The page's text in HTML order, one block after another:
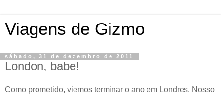
Viagens de Gizmo
sábado, 31 de dezembro de 2011
London, babe!
Como prometido, viemos terminar o ano em Londres. Nosso